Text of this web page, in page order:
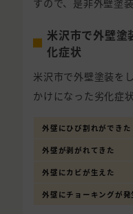
米沢市で外壁塗
化症状
米沢市で外壁塗装を
かけになった劣化症
外壁にひび割れができた
外壁が剥がれてきた
外壁にカビが生えた
外壁にチョーキングが発